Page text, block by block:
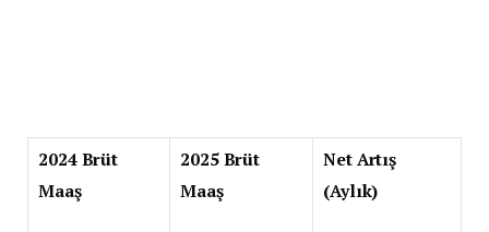
2024 Brüt
Maaş
2025 Brüt
Maaş
Net Artış
(Aylık)